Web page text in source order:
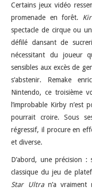
Certains jeux vidéo
promenade en forêt.
spectacle de cirque ou
défilé dansant de
nécessitant du joueur
sensibles aux excès de
s’abstenir. Remake
Nintendo, ce troisième
l’improbable Kirby n’est
pourrait croire. Sous
régressif, il procure en
et diverse.
D’abord, une précision
classique du jeu de
Star Ultran’a vraiment